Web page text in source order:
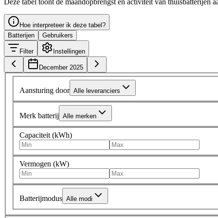
Hoe interpreteer ik deze tabel?
Batterijen
Gebruikers
Filter Instellingen
December 2025
Aansturing door Alle leveranciers
Merk batterij Alle merken
Capaciteit (kWh)
Vermogen (kW)
Batterijmodus Alle modi